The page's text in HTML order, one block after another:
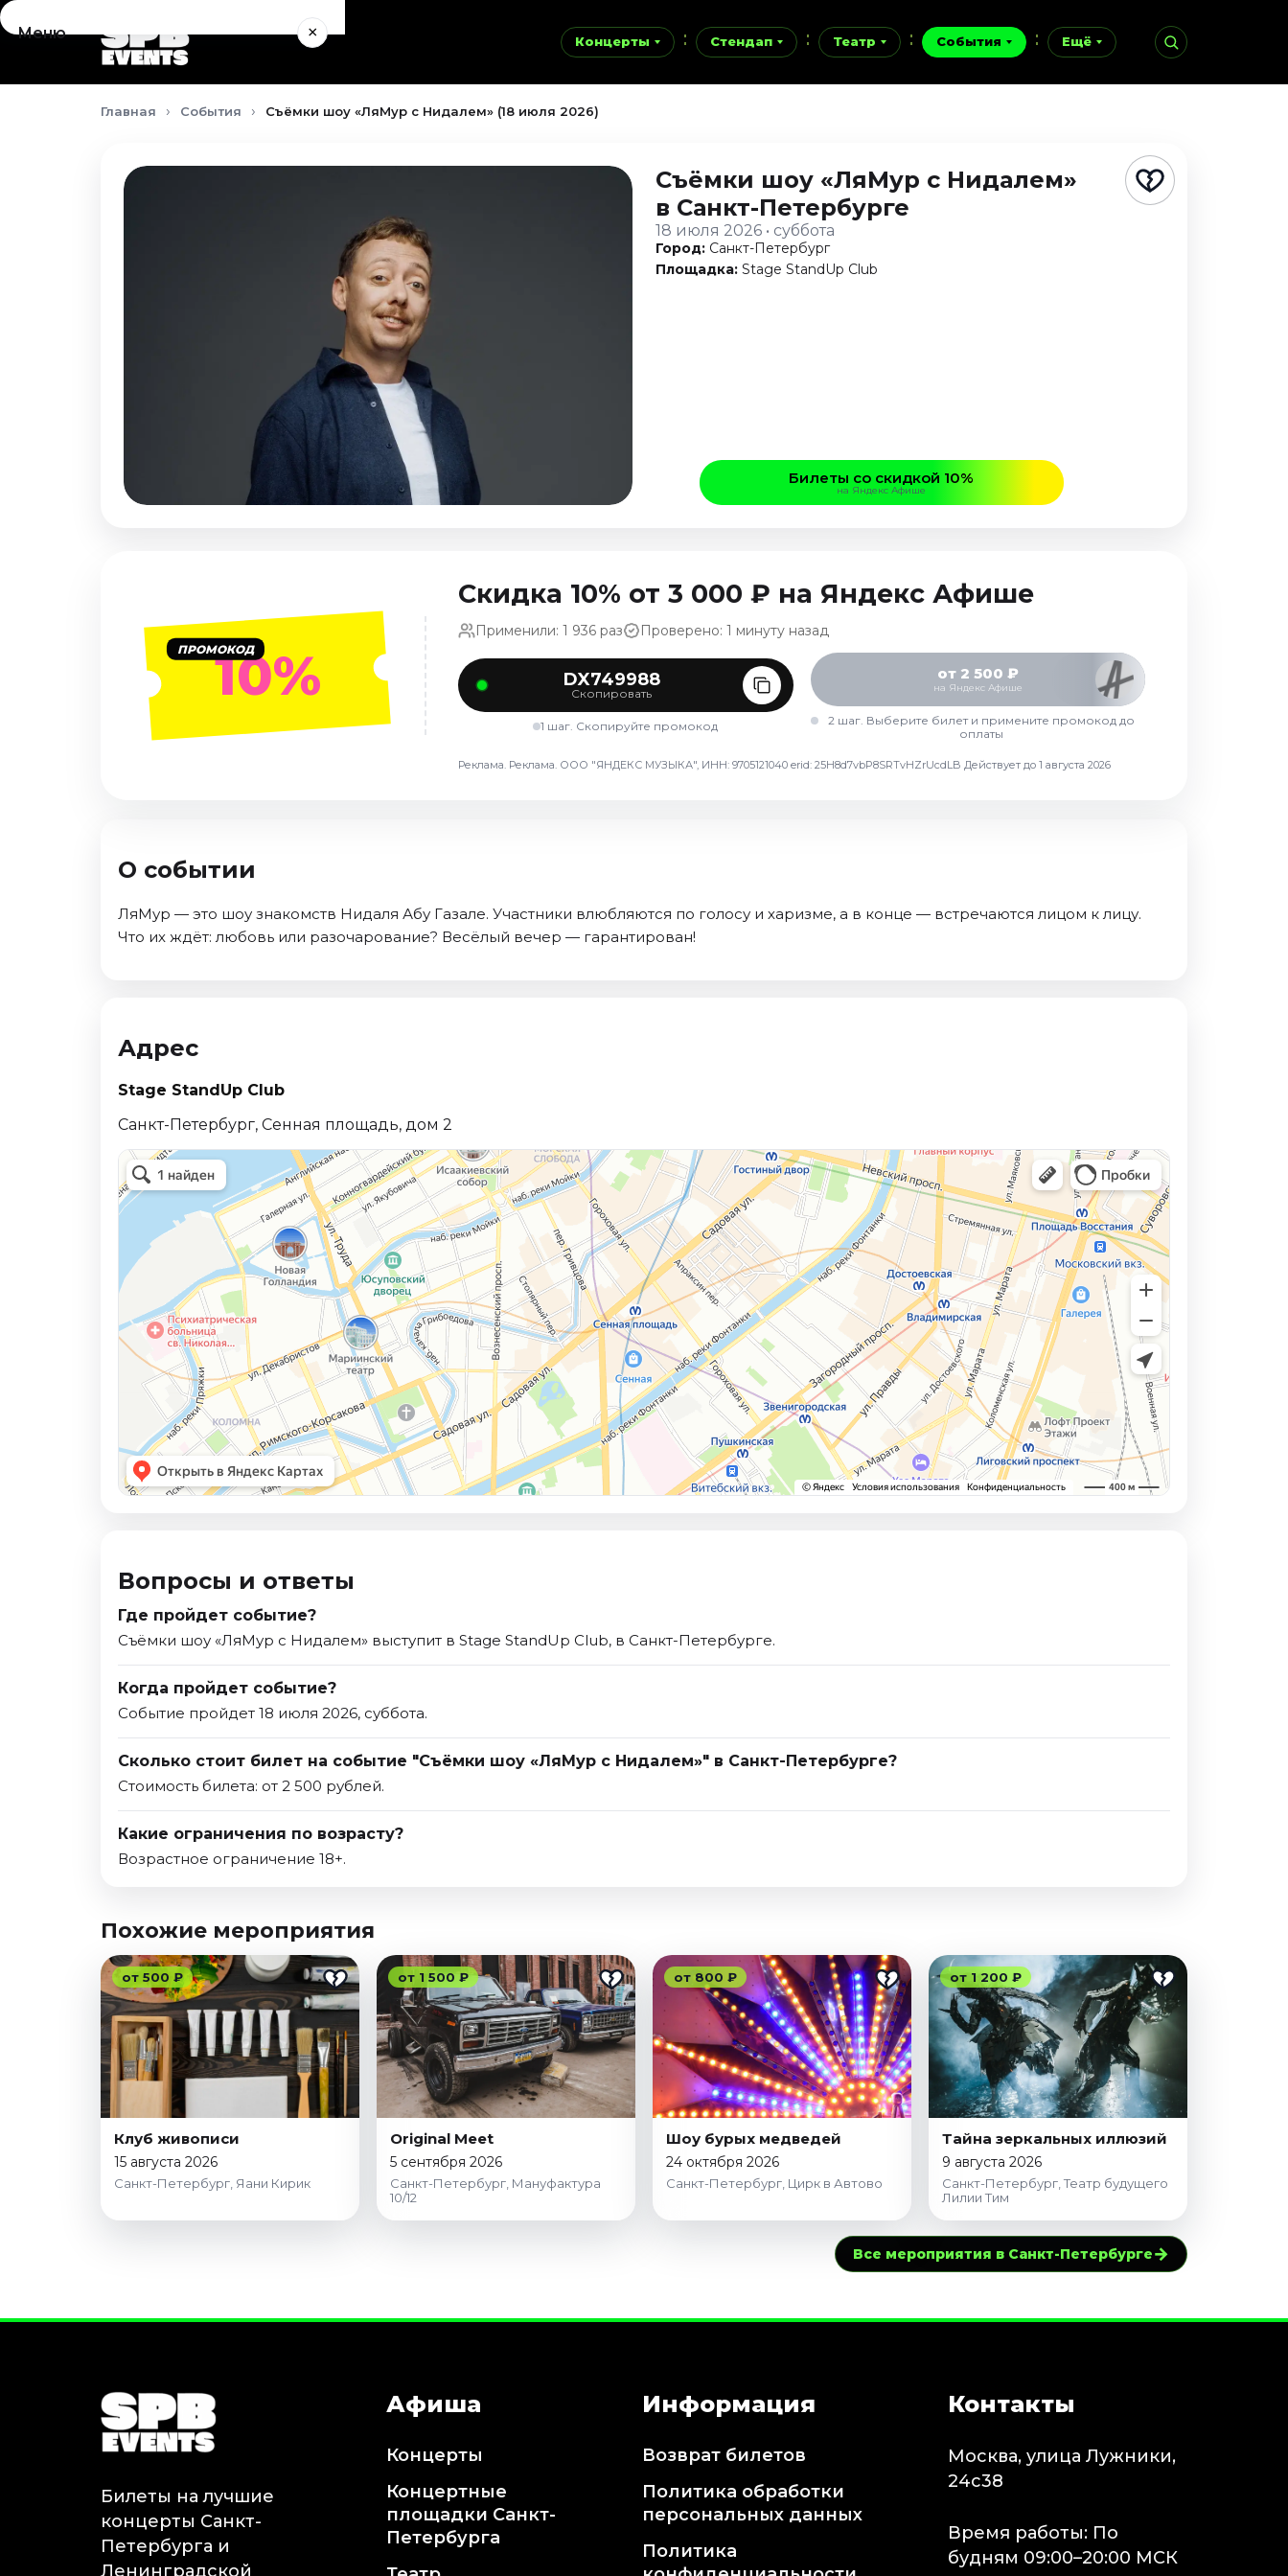
Концерты Стендап Театр События Ещё
Меню ×
Концерты
Август 2026
Октябрь 2026
Декабрь 2026
Главная События Съёмки шоу «ЛяМур с Нидалем» (18 июля 2026)
Съёмки шоу «ЛяМур с Нидалем»
в Санкт-Петербурге
18 июля 2026 • суббота
Город: Санкт-Петербург
Площадка: Stage StandUp Club
Билеты со скидкой 10%
на Яндекс Афише
ПРОМОКОД10%
Скидка 10% от 3 000 ₽ на Яндекс Афише
Применили: 1 936 раз Проверено: 1 минуту назад
DX749988
Скопировать
1 шаг. Скопируйте промокод
от 2 500 ₽
на Яндекс Афише
2 шаг. Выберите билет и примените промокод до
оплаты
Реклама. Реклама. ООО "ЯНДЕКС МУЗЫКА", ИНН: 9705121040 erid: 25H8d7vbP8SRTvHZrUcdLB Действует до 1 августа 2026
О событии
ЛяМур — это шоу знакомств Нидаля Абу Газале. Участники влюбляются по голосу и харизме, а в конце — встречаются лицом к лицу.
Что их ждёт: любовь или разочарование? Весёлый вечер — гарантирован!
Адрес
Stage StandUp Club
Санкт-Петербург, Сенная площадь, дом 2
Вопросы и ответы
Где пройдет событие?
Съёмки шоу «ЛяМур с Нидалем» выступит в Stage StandUp Club, в Санкт-Петербурге.
Когда пройдет событие?
Событие пройдет 18 июля 2026, суббота.
Сколько стоит билет на событие "Съёмки шоу «ЛяМур с Нидалем»" в Санкт-Петербурге?
Стоимость билета: от 2 500 рублей.
Какие ограничения по возрасту?
Возрастное ограничение 18+.
Похожие мероприятия
от 500 ₽
Клуб живописи
15 августа 2026
Санкт-Петербург, Яани Кирик
от 1 500 ₽
Original Meet
5 сентября 2026
Санкт-Петербург, Мануфактура
10/12
от 800 ₽
Шоу бурых медведей
24 октября 2026
Санкт-Петербург, Цирк в Автово
от 1 200 ₽
Тайна зеркальных иллюзий
9 августа 2026
Санкт-Петербург, Театр будущего
Лилии Тим
Все мероприятия в Санкт-Петербурге→
Билеты на лучшие
концерты Санкт-
Петербурга и
Ленинградской
Афиша
Концерты
Концертные
площадки Санкт-
Петербурга
Информация
Возврат билетов
Политика обработки
персональных данных
Политика
Контакты
Москва, улица Лужники,
24с38
Время работы: По
будням 09:00–20:00 МСК